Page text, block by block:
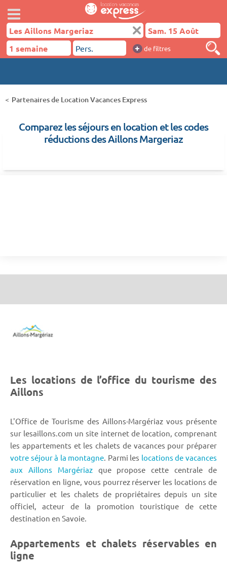
+ de filtres
Partenaires de Location Vacances Express
Comparez les séjours en location et les codes
réductions des Aillons Margeriaz
Les locations de l’office du tourisme des
Aillons
L'Office de Tourisme des Aillons-Margériaz vous présente
sur lesaillons.com un site internet de location, comprenant
les appartements et les chalets de vacances pour préparer
votre séjour à la montagne. Parmi les locations de vacances
aux Aillons Margériazque propose cette centrale de
réservation en ligne, vous pourrez réserver les locations de
particulier et les chalets de propriétaires depuis un site
officiel, acteur de la promotion touristique de cette
destination en Savoie.
Appartements et chalets réservables en
ligne